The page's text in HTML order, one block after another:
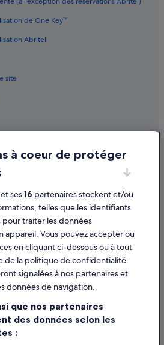
les animaux de compagnie
spa
de One Key™
Abritel
site
de contenus
ou de location de vacances
à coeur de protéger
ses16 partenaires stockent et/ou
telles que les identifiants
pour traiter les données
appareil. Vous pouvez accepter ou
en cliquant ci-dessous ou à tout
de la politique de confidentialité.
signalées à nos partenaires et
données de navigation.
que nos partenaires
des données selon les
: